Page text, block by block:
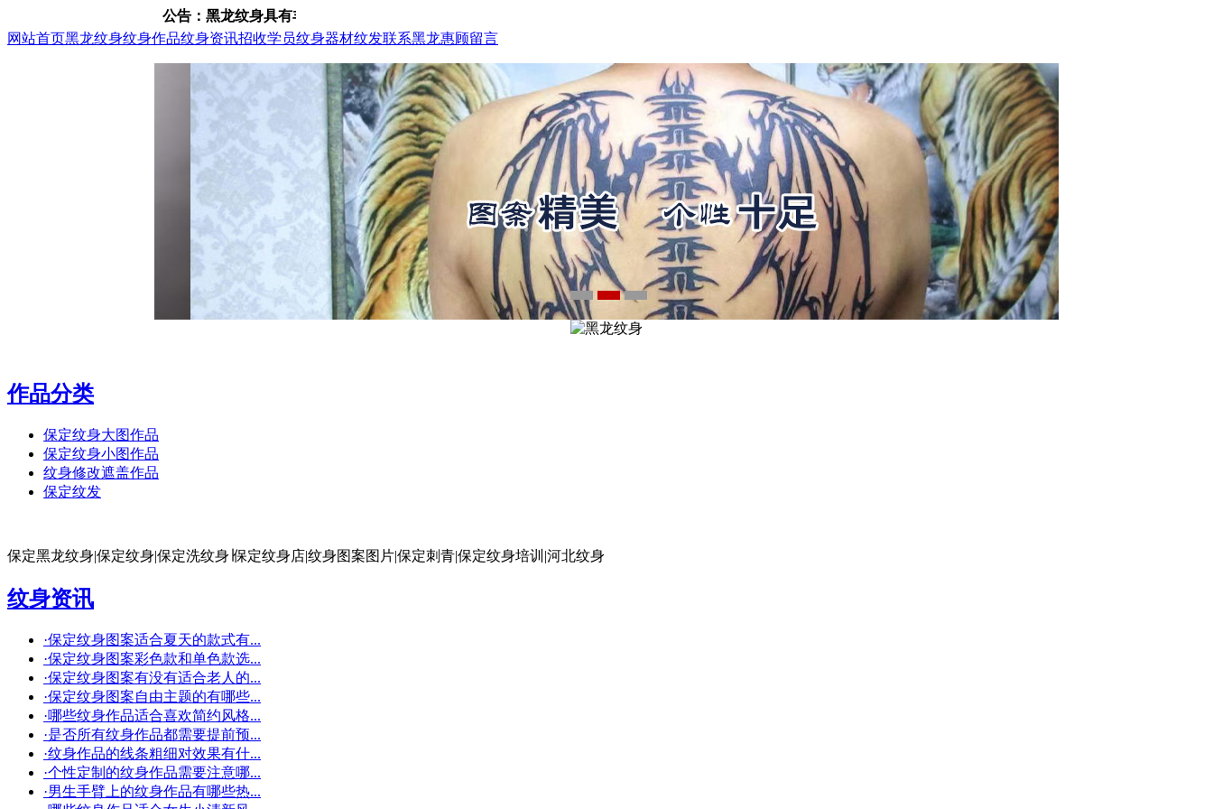
公告：黑龙纹身具有丰富的纹身、纹发经验，咨询电话：15933793218
网站首页黑龙纹身纹身作品纹身资讯招收学员纹身器材纹发联系黑龙惠顾留言
作品分类
保定纹身大图作品
保定纹身小图作品
纹身修改遮盖作品
保定纹发
保定黑龙纹身|保定纹身|保定洗纹身∣保定纹身店|纹身图案图片|保定刺青|保定纹身培训|河北纹身
纹身资讯
·保定纹身图案适合夏天的款式有...
·保定纹身图案彩色款和单色款选...
·保定纹身图案有没有适合老人的...
·保定纹身图案自由主题的有哪些...
·哪些纹身作品适合喜欢简约风格...
·是否所有纹身作品都需要提前预...
·纹身作品的线条粗细对效果有什...
·个性定制的纹身作品需要注意哪...
·男生手臂上的纹身作品有哪些热...